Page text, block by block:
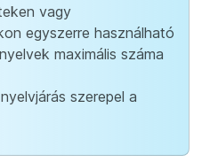
vagy
egyszerre használható
maximális száma
szerepel a